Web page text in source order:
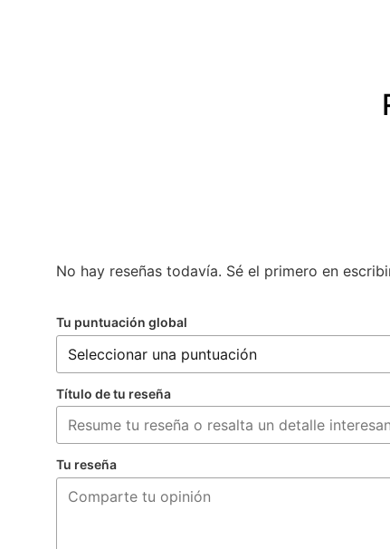
No hay reseñas todavía. Sé el primero en
Tu puntuación global
Título de tu reseña
Tu reseña